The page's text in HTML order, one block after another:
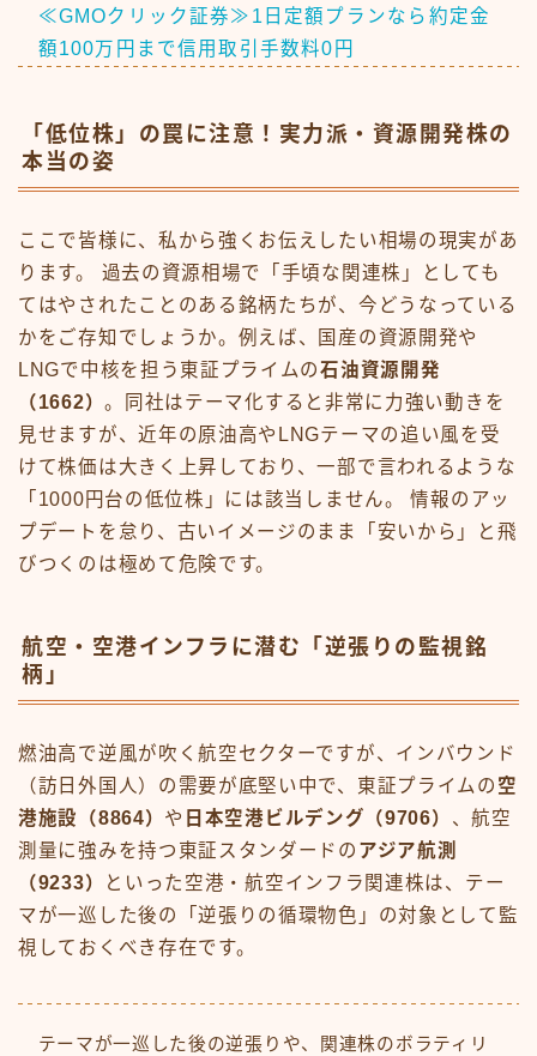
≪GMOクリック証券≫1日定額プランなら約定金
額100万円まで信用取引手数料0円
「低位株」の罠に注意！実力派・資源開発株の
本当の姿
ここで皆様に、私から強くお伝えしたい相場の現実があ
ります。 過去の資源相場で「手頃な関連株」としても
てはやされたことのある銘柄たちが、今どうなっている
かをご存知でしょうか。例えば、国産の資源開発や
LNGで中核を担う東証プライムの石油資源開発
（1662）。同社はテーマ化すると非常に力強い動きを
見せますが、近年の原油高やLNGテーマの追い風を受
けて株価は大きく上昇しており、一部で言われるような
「1000円台の低位株」には該当しません。 情報のアッ
プデートを怠り、古いイメージのまま「安いから」と飛
びつくのは極めて危険です。
航空・空港インフラに潜む「逆張りの監視銘
柄」
燃油高で逆風が吹く航空セクターですが、インバウンド
（訪日外国人）の需要が底堅い中で、東証プライムの 空
港施設（8864） や 日本空港ビルデング（9706） 、航空
測量に強みを持つ東証スタンダードの アジア航測
（9233）
といった空港・航空インフラ関連株は、テー
マが一巡した後の「逆張りの循環物色」の対象として監
視しておくべき存在です。
テーマが一巡した後の逆張りや、関連株のボラティリ